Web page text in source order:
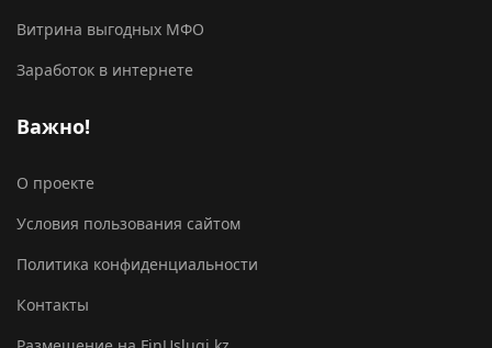
Витрина выгодных МФО
Заработок в интернете
Важно!
О проекте
Условия пользования сайтом
Политика конфиденциальности
Контакты